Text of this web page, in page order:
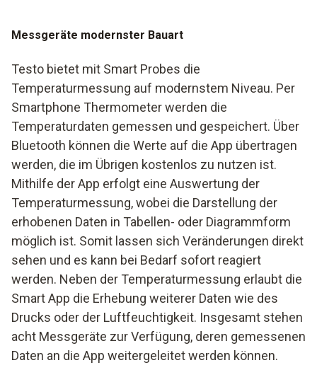
Messgeräte modernster Bauart
Testo bietet mit Smart Probes die
Temperaturmessung auf modernstem Niveau. Per
Smartphone Thermometer werden die
Temperaturdaten gemessen und gespeichert. Über
Bluetooth können die Werte auf die App übertragen
werden, die im Übrigen kostenlos zu nutzen ist.
Mithilfe der App erfolgt eine Auswertung der
Temperaturmessung, wobei die Darstellung der
erhobenen Daten in Tabellen- oder Diagrammform
möglich ist. Somit lassen sich Veränderungen direkt
sehen und es kann bei Bedarf sofort reagiert
werden. Neben der Temperaturmessung erlaubt die
Smart App die Erhebung weiterer Daten wie des
Drucks oder der Luftfeuchtigkeit. Insgesamt stehen
acht Messgeräte zur Verfügung, deren gemessenen
Daten an die App weitergeleitet werden können.